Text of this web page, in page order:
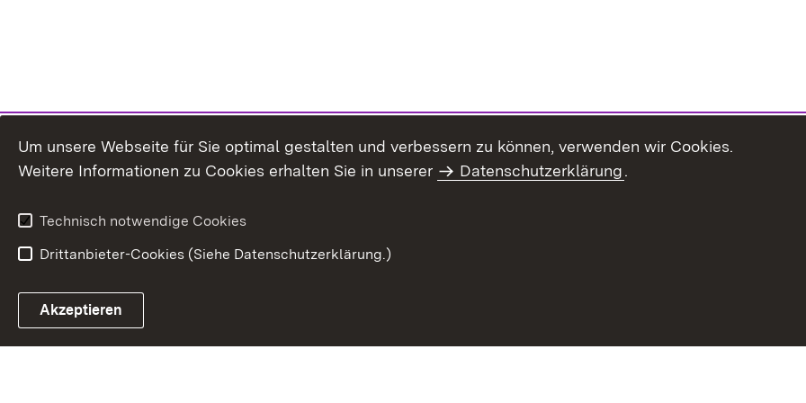
Um unsere Webseite für Sie optimal gestalten und verbessern zu können, verwenden wir Cookies.
Weitere Informationen zu Cookies erhalten Sie in unserer
Datenschutzerklärung.
Technisch notwendige Cookies
Drittanbieter-Cookies (Siehe Datenschutzerklärung.)
Akzeptieren